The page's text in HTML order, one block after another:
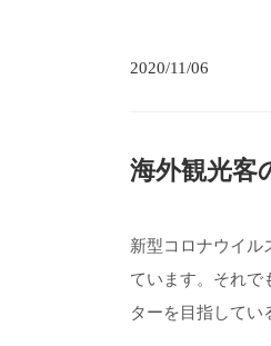
2020/11/06
海外観光客
新型コロナウイル
ています。それで
ターを目指してい